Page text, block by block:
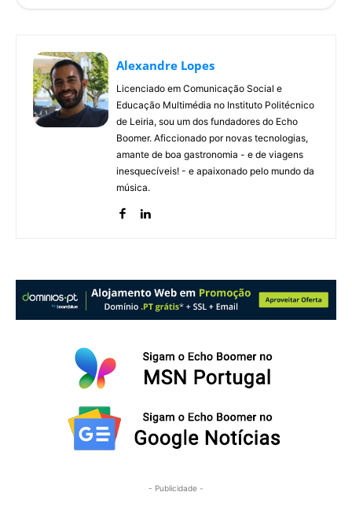
Alexandre Lopes
Licenciado em Comunicação Social e
Educação Multimédia no Instituto Politécnico
de Leiria, sou um dos fundadores do Echo
Boomer. Aficcionado por novas tecnologias,
amante de boa gastronomia - e de viagens
inesquecíveis! - e apaixonado pelo mundo da
música.
- Publicidade -